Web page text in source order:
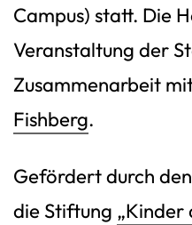
Campus) statt. Die
Veranstaltung der
Zusammenarbeit
Fishberg.
Gefördert durch den
die Stiftung „Kinder